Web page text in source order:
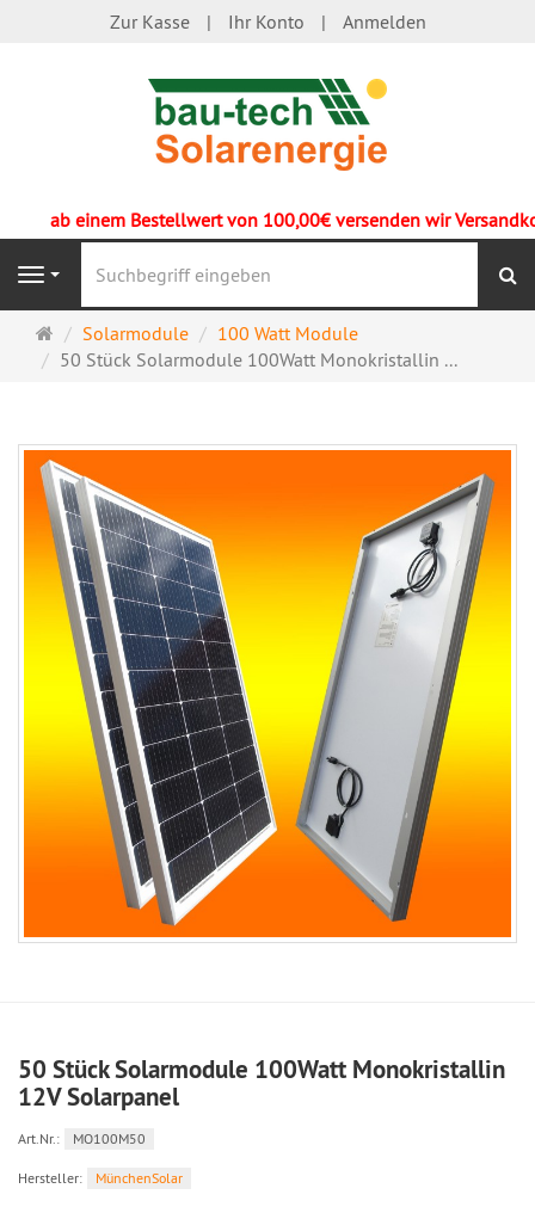
Zur Kasse Ihr Konto Anmelden
ab einem Bestellwert von 100,00€ versenden wir
Navigation
Startseite
Solarmodule
100 Watt Module
50 Stück Solarmodule 100Watt Monokristallin ...
50 Stück Solarmodule 100Watt Monokristallin
12V Solarpanel
Art.Nr.: MO100M50
Hersteller: MünchenSolar